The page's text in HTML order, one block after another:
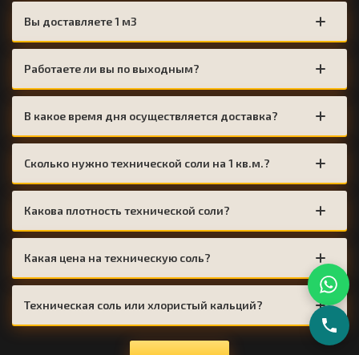
Вы доставляете 1 м3
Работаете ли вы по выходным?
В какое время дня осуществляется доставка?
Сколько нужно технической соли на 1 кв.м.?
Какова плотность технической соли?
Какая цена на техническую соль?
Техническая соль или хлористый кальций?